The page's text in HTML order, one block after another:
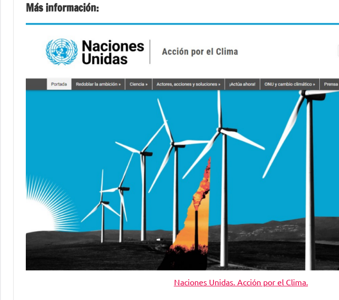
Más información:
Naciones Unidas. Acción por el Clima.